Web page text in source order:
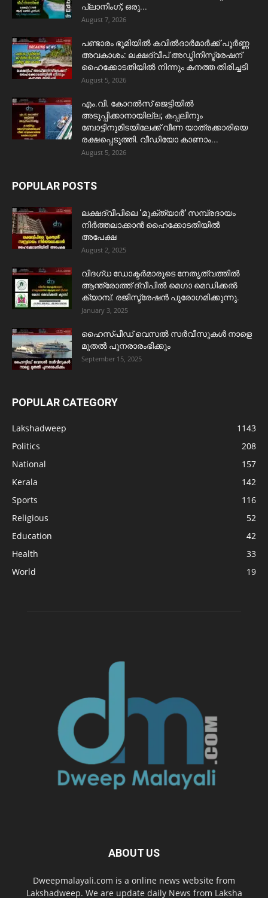
പ്ലാനിംഗ്; ഒരു...
August 7, 2026
പണ്ടാരം ഭൂമിയിൽ കവിൽദാർമാർക്ക് പൂർണ്ണ
അവകാശം: ലക്ഷദ്വീപ് അഡ്മിനിസ്ട്രേഷന്
ഹൈക്കോടതിയിൽ നിന്നും കനത്ത തിരിച്ചടി
August 5, 2026
​എം.വി. കോറൽസ് ജെട്ടിയിൽ
അടുപ്പിക്കാനായില്ല; കപ്പലിനും
ബോട്ടിനുമിടയിലേക്ക് വീണ യാത്രക്കാരിയെ
രക്ഷപ്പെടുത്തി. വീഡിയോ കാണാം...
August 5, 2026
POPULAR POSTS
ലക്ഷദ്വീപിലെ ‘മുക്ത്യാർ’ സമ്പ്രദായം
നിർത്തലാക്കാൻ ഹൈക്കോടതിയിൽ
അപേക്ഷ
August 2, 2025
വിദഗ്ധ ഡോക്ടർമാരുടെ നേതൃത്വത്തിൽ
ആന്ത്രോത്ത് ദ്വീപിൽ മെഗാ മെഡിക്കൽ
ക്യാമ്പ്. രജിസ്ട്രേഷൻ പുരോഗമിക്കുന്നു.
January 3, 2025
ഹൈസ്പീഡ് വെസൽ സർവീസുകൾ നാളെ
മുതൽ പുനരാരംഭിക്കും
September 15, 2025
POPULAR CATEGORY
Lakshadweep
1143
Politics
208
National
157
Kerala
142
Sports
116
Religious
52
Education
42
Health
33
World
19
ABOUT US
Dweepmalayali.com is a online news website from
Lakshadweep. We are update daily News from Laksha